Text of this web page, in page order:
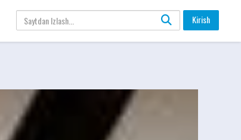
Kirish